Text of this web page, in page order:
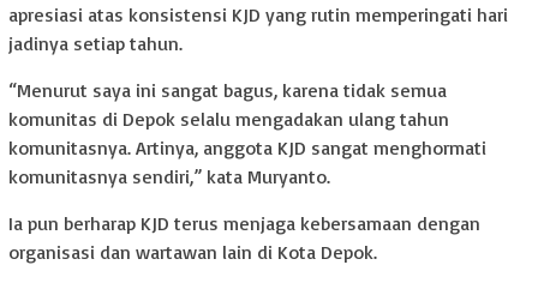
apresiasi atas konsistensi KJD yang rutin memperingati hari
jadinya setiap tahun.
“Menurut saya ini sangat bagus, karena tidak semua
komunitas di Depok selalu mengadakan ulang tahun
komunitasnya. Artinya, anggota KJD sangat menghormati
komunitasnya sendiri,” kata Muryanto.
Ia pun berharap KJD terus menjaga kebersamaan dengan
organisasi dan wartawan lain di Kota Depok.